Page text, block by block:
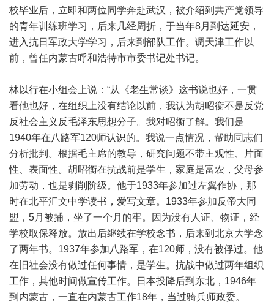
校毕业后，立即和两位同学奔赴武汉，被介绍到共产党领导
的青年训练班学习，后来几经周折，于当年8月到达延安，
进入抗日军政大学学习，后来到部队工作。调天津工作以
前，曾任内蒙古呼和浩特市市委书记处书记。
林以行在小组会上说：“从《老生常谈》这书说也好，一贯
看他也好，在组织上没有结论以前，我认为胡昭衡不是反党
反社会主义反毛泽东思想分子。我对昭衡了解。我们是
1940年在八路军120师认识的。我说一点情况，帮助同志们
分析批判。根据毛主席的教导，研究问题不带主观性、片面
性、表面性。胡昭衡在抗战前是学生，家庭是富农，父母参
加劳动，也是剥削阶级。他于1933年参加过左翼作协，那
时在北平汇文中学读书，爱写文章。1933年参加反帝大同
盟，5月被捕，坐了一个月的牢。因为没有人证、物证，经
学校取保释放。放出后继续在学校念书，后来到北京大学念
了两年书。1937年参加八路军，在120师，没有被俘过。他
在旧社会没有做过任何事情，是学生。抗战中做过两年组织
工作，其他时间做宣传工作。日本投降后到东北，1946年
到内蒙古，一直在内蒙古工作18年，当过骑兵师政委。